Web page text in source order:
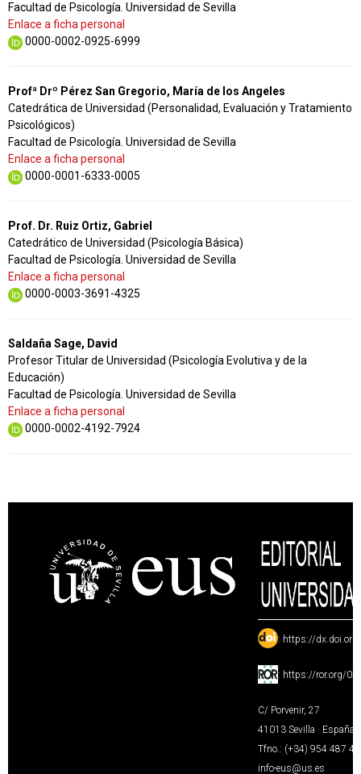
Facultad de Psicología. Universidad de Sevilla
Enlace a ficha personal
0000-0002-0925-6999
Profª Drº Pérez San Gregorio, María de los Angeles
Catedrática de Universidad (Personalidad, Evaluación y Tratamiento
Psicológicos)
Facultad de Psicología. Universidad de Sevilla
Enlace a ficha personal
0000-0001-6333-0005
Prof. Dr. Ruiz Ortiz, Gabriel
Catedrático de Universidad (Psicología Básica)
Facultad de Psicología. Universidad de Sevilla
Enlace a ficha personal
0000-0003-3691-4325
Saldaña Sage, David
Profesor Titular de Universidad (Psicología Evolutiva y de la
Educación)
Facultad de Psicología. Universidad de Sevilla
Enlace a ficha personal
0000-0002-4192-7924
: https://
: https://ror.org/
C/ Porvenir, 27
41013 Sevilla · España
Tfno.: (+34) 954 487
info-eus@us.es